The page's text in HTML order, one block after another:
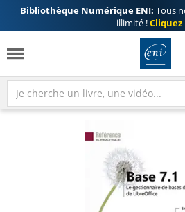
Bibliothèque Numérique ENI: Tous
illimité !Cliquez